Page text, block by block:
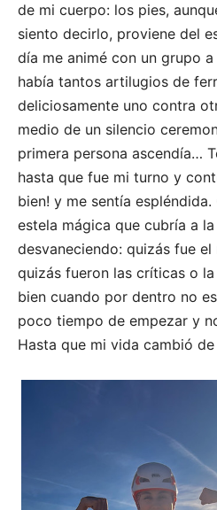
de mi cuerpo: los pies,
siento decirlo, proviene del
día me animé con un grupo
había tantos artilugios de
deliciosamente uno contra
medio de un silencio
primera persona ascendía…
hasta que fue mi turno y
bien! y me sentía
estela mágica que cubría a
desvaneciendo: quizás fue
quizás fueron las críticas o
bien cuando por dentro no
poco tiempo de empezar y
Hasta que mi vida cambió